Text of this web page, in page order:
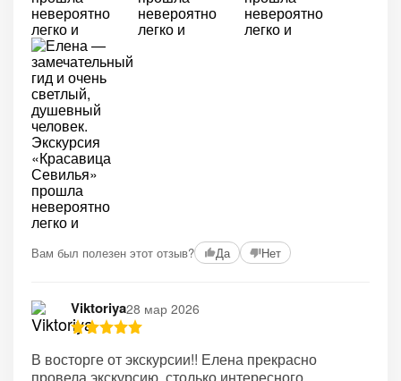
Вам был полезен этот отзыв? Да Нет
Viktoriya28 мар 2026
В восторге от экскурсии!! Елена прекрасно